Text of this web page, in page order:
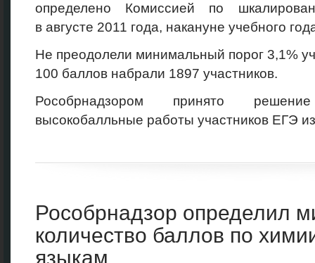
определено Комиссией по
в августе 2011 года, накануне учебного
Не преодолели минимальный порог 3,1%
100 баллов набрали 1897 участников.
Рособрнадзором принято
высокобалльные работы участников ЕГЭ
Рособрнадзор определил
количество баллов по
языкам